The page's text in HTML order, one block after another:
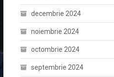
decembrie 2024
noiembrie 2024
octombrie 2024
septembrie 2024